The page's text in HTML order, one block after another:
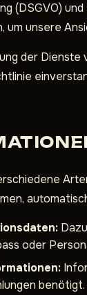
(DSGVO)
um unsere
der Dienste
oder
benötigt.